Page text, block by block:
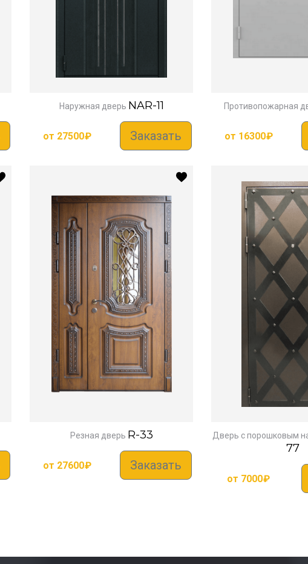
Наружная дверь NAR-11
от 27500₽ Заказать
Противопожарная
от 16300₽
Резная дверь R-33
от 27600₽ Заказать
Дверь с порошковым
77
от 7000₽